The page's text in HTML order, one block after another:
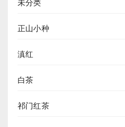
未分类
正山小种
滇红
白茶
祁门红茶